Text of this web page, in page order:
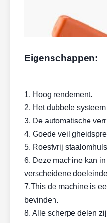
Eigenschappen:
1. Hoog rendement.
2. Het dubbele
3. De automatische
4. Goede
5. Roestvrij
6. Deze machine kan
verscheidene
7.This de machine is
bevinden.
8. Alle scherpe delen